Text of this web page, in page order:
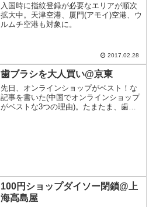
入国時に指紋登録が必要なエリアが順次
拡大中。天津空港、厦門(アモイ)空港、ウ
ルムチ空港も対象に。
2017.02.28
歯ブラシを大人買い@京東
先日、オンラインショップがベスト！な
記事を書いた(中国でオンラインショップ
がベストな3つの理由)。たまたま、歯ブ
100円ショップダイソー閉鎖@上
海高島屋